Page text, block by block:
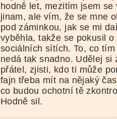
hodně let, mezitím jsem
jinam, ale vím, že se mne
pod záminkou, jak se mi
vyběhla, takže se pokusil o
sociálních sítích. To, co
nedá tak snadno. Udělej si
přátel, zjisti, kdo ti může
fajn třeba mít na nějaký
co budou ochotní tě
Hodně sil.